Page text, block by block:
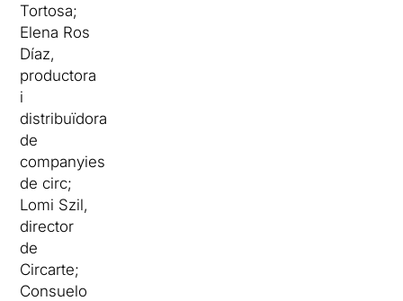
Tortosa;
Elena Ros
Díaz,
productora
i
distribuïdora
de
companyies
de circ;
Lomi Szil,
director
de
Circarte;
Consuelo